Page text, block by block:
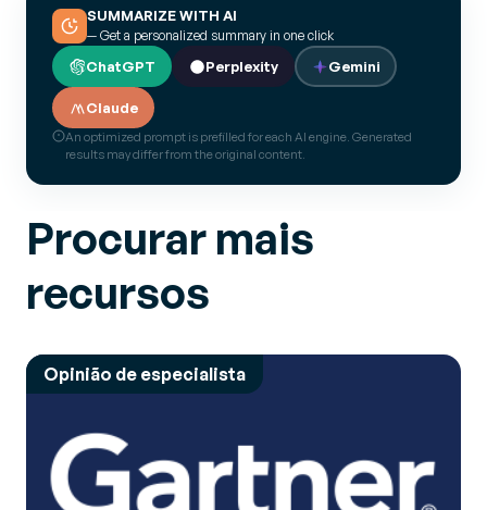
SUMMARIZE WITH AI
— Get a personalized summary in one click
ChatGPT Perplexity Gemini
Claude
An optimized prompt is prefilled for each AI engine. Generated
results may differ from the original content.
Procurar mais
recursos
Opinião de especialista